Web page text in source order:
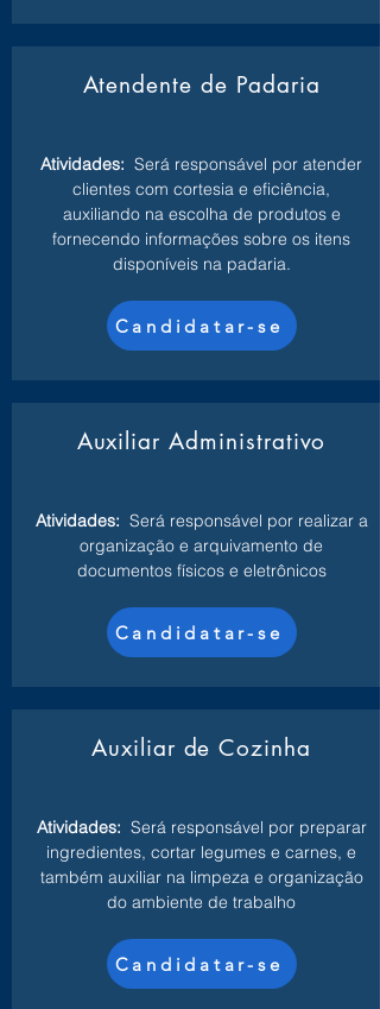
Atendente de Padaria
Atividades: Será responsável por atender
clientes com cortesia e eficiência,
auxiliando na escolha de produtos e
fornecendo informações sobre os itens
disponíveis na padaria.
Candidatar-se
Auxiliar Administrativo
Atividades: Será responsável por realizar a
organização e arquivamento de
documentos físicos e eletrônicos
Candidatar-se
Auxiliar de Cozinha
Atividades: Será responsável por preparar
ingredientes, cortar legumes e carnes, e
também auxiliar na limpeza e organização
do ambiente de trabalho
Candidatar-se